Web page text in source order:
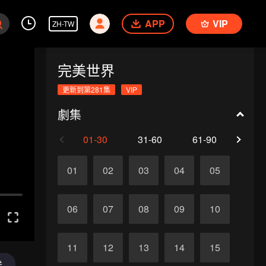
ZH-TW APP VIP
完美世界
更新到第281集 VIP
劇集
01-30 31-60 61-90
01 02 03 04 05
06 07 08 09 10
11 12 13 14 15